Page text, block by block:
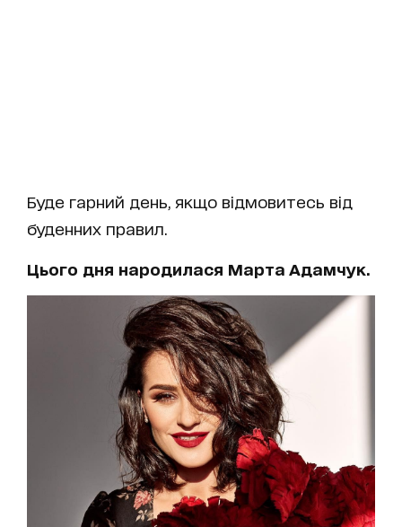
Буде гарний день, якщо відмовитесь від
буденних правил.
Цього дня народилася Марта Адамчук.